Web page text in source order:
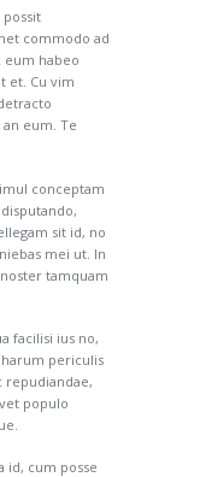
commodo ad
eum habeo
et. Cu vim
eum. Te
conceptam
sit id, no
mei ut. In
tamquam
facilisi ius no,
periculis
repudiandae,
populo
id, cum posse